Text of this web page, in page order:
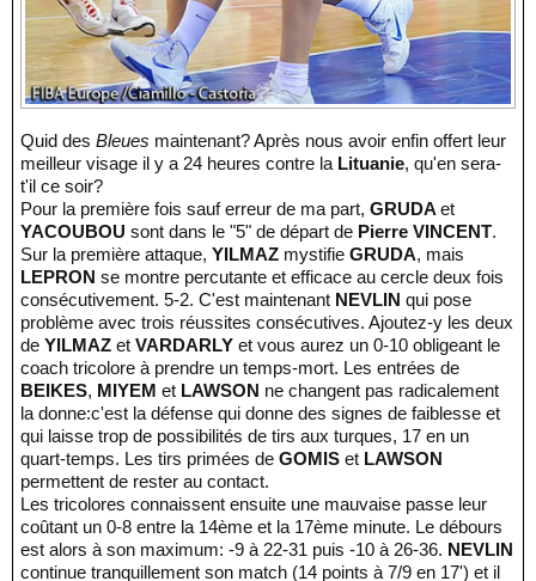
Quid des Bleues maintenant? Après nous avoir enfin offert leur
meilleur visage il y a 24 heures contre la Lituanie, qu'en sera-
t'il ce soir?
Pour la première fois sauf erreur de ma part, GRUDA et
YACOUBOU sont dans le "5" de départ de Pierre VINCENT.
Sur la première attaque, YILMAZ mystifie GRUDA, mais
LEPRON se montre percutante et efficace au cercle deux fois
consécutivement. 5-2. C'est maintenant NEVLIN qui pose
problème avec trois réussites consécutives. Ajoutez-y les deux
de YILMAZ et VARDARLY et vous aurez un 0-10 obligeant le
coach tricolore à prendre un temps-mort. Les entrées de
BEIKES, MIYEM et LAWSON ne changent pas radicalement
la donne:c'est la défense qui donne des signes de faiblesse et
qui laisse trop de possibilités de tirs aux turques, 17 en un
quart-temps. Les tirs primées de GOMIS et LAWSON
permettent de rester au contact.
Les tricolores connaissent ensuite une mauvaise passe leur
coûtant un 0-8 entre la 14ème et la 17ème minute. Le débours
est alors à son maximum: -9 à 22-31 puis -10 à 26-36. NEVLIN
continue tranquillement son match (14 points à 7/9 en 17') et il